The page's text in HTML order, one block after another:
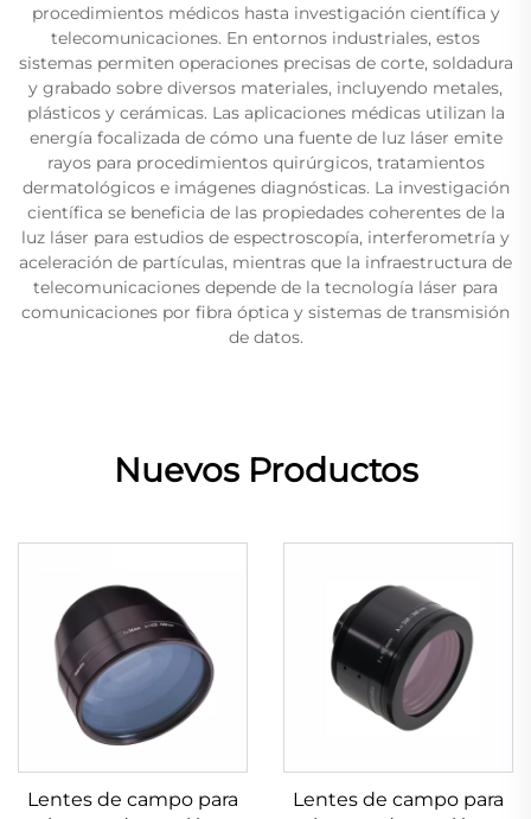
procedimientos médicos hasta investigación científica y
telecomunicaciones. En entornos industriales, estos
sistemas permiten operaciones precisas de corte, soldadura
y grabado sobre diversos materiales, incluyendo metales,
plásticos y cerámicas. Las aplicaciones médicas utilizan la
energía focalizada de cómo una fuente de luz láser emite
rayos para procedimientos quirúrgicos, tratamientos
dermatológicos e imágenes diagnósticas. La investigación
científica se beneficia de las propiedades coherentes de la
luz láser para estudios de espectroscopía, interferometría y
aceleración de partículas, mientras que la infraestructura de
telecomunicaciones depende de la tecnología láser para
comunicaciones por fibra óptica y sistemas de transmisión
de datos.
Nuevos Productos
Lentes de campo para
Lentes de campo para